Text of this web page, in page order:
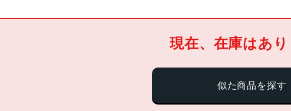
現在、在庫はあ
似た商品を探す